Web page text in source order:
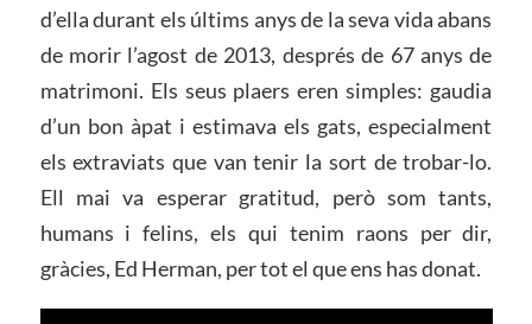
d’ella durant els últims anys de la seva vida abans
de morir l’agost de 2013, després de 67 anys de
matrimoni. Els seus plaers eren simples: gaudia
d’un bon àpat i estimava els gats, especialment
els extraviats que van tenir la sort de trobar-lo.
Ell mai va esperar gratitud, però som tants,
humans i felins, els qui tenim raons per dir,
gràcies, Ed Herman, per tot el que ens has donat.